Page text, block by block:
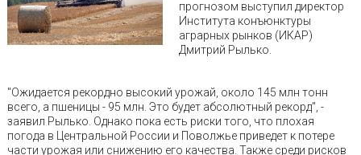
прогнозом выступил директор
Института конъюнктуры
аграрных рынков (ИКАР)
Дмитрий Рылько.
"Ожидается рекордно высокий урожай, около 145 млн тонн
всего, а пшеницы - 95 млн. Это будет абсолютный рекорд", -
заявил Рылько. Однако пока есть риски того, что плохая
погода в Центральной России и Поволжье приведет к потере
части урожая или снижению его качества. Также среди рисков